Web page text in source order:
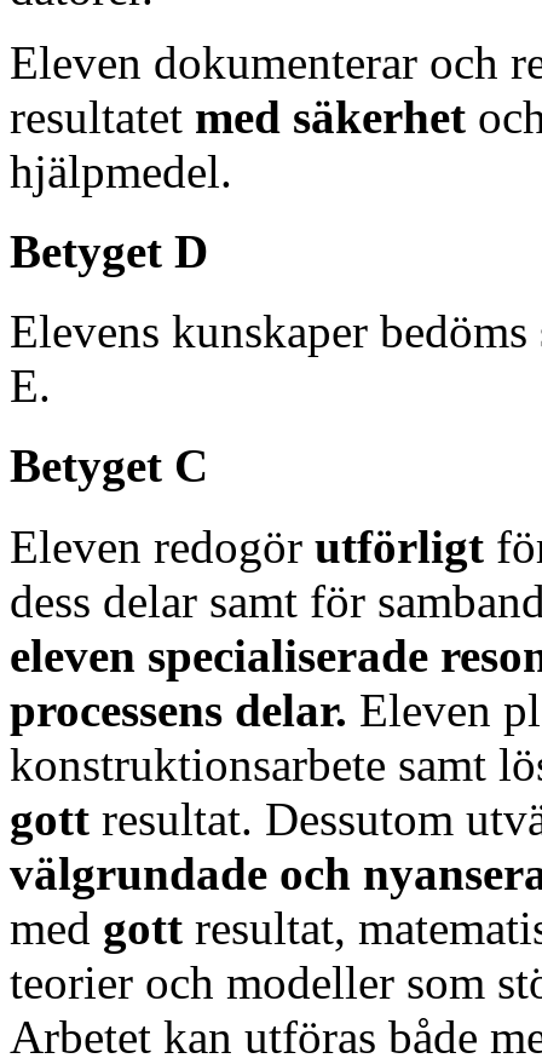
Eleven dokumenterar och
resultatet med säkerhet
hjälpmedel.
Betyget D
Elevens kunskaper
E.
Betyget C
Eleven redogör utförligt
dess delar samt för
eleven specialiserade
processens delar. Eleven
konstruktionsarbete samt
gott resultat. Dessutom
välgrundade och
med gott resultat,
teorier och modeller som
Arbetet kan utföras både